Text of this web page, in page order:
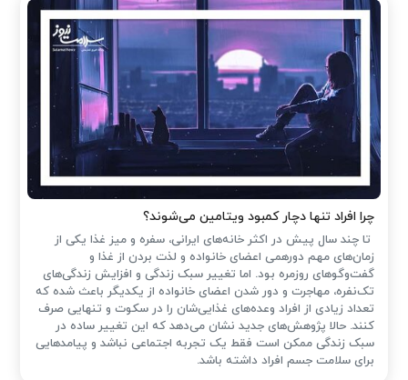
چرا افراد تنها دچار کمبود ویتامین می‌شوند؟
تا چند سال پیش در اکثر خانه‌های ایرانی، سفره و میز غذا یکی از
زمان‌های مهم دورهمی اعضای خانواده و لذت بردن از غذا و
گفت‌وگوهای روزمره بود. اما تغییر سبک زندگی و افزایش زندگی‌های
تک‌نفره، مهاجرت و دور شدن اعضای خانواده از یکدیگر باعث شده که
تعداد زیادی از افراد وعده‌های غذایی‌شان را در سکوت و تنهایی صرف
کنند. حالا پژوهش‌های جدید نشان می‌دهد که این تغییر ساده در
سبک زندگی ممکن است فقط یک تجربه اجتماعی نباشد و پیامدهایی
برای سلامت جسم افراد داشته باشد.